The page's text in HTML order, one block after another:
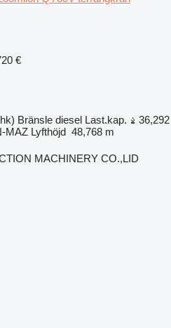
€
Bränsle diesel Last.kap.
36,292
MAZ Lyfthöjd 48,768 m
MACHINERY CO.,LID